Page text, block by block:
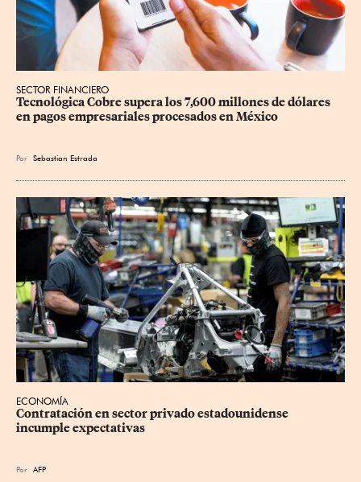
SECTOR FINANCIERO
Tecnológica Cobre supera los 7,600 millones de dólares
en pagos empresariales procesados en México
Por Sebastian Estrada
ECONOMÍA
Contratación en sector privado estadounidense
incumple expectativas
Por AFP